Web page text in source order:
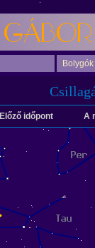
Bolygók
Előző időpont A